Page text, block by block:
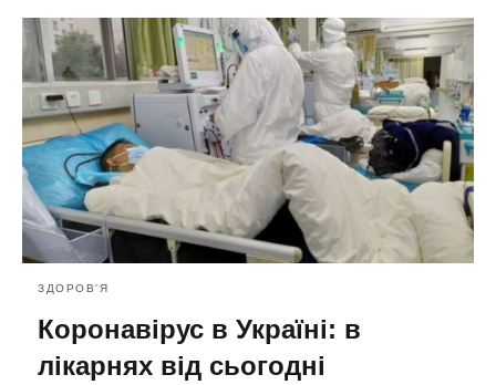
ЗДОРОВ'Я
Коронавірус в Україні: в
лікарнях від сьогодні